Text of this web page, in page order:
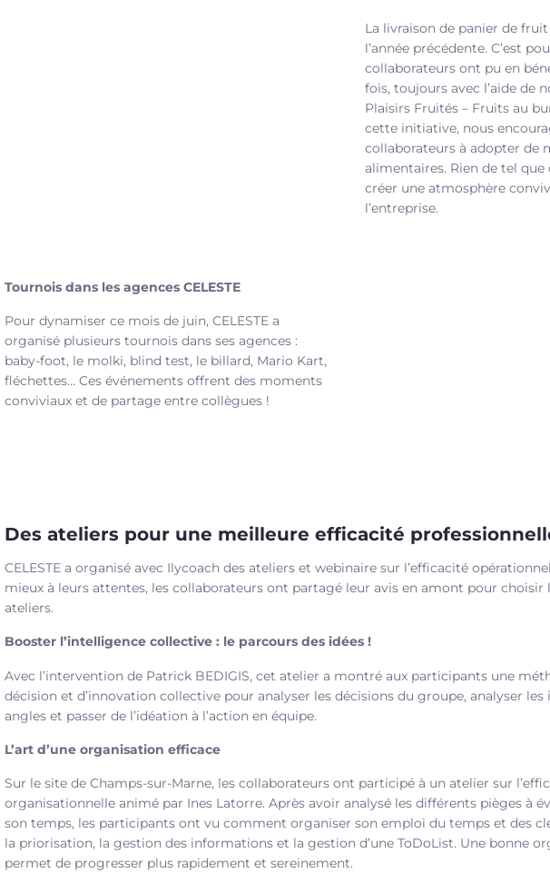
La livraison de panier de
l’année précédente. C’est
collaborateurs ont pu en
fois, toujours avec l’aide de
Plaisirs Fruités – Fruits au
cette initiative, nous
collaborateurs à adopter de
alimentaires. Rien de tel
créer une atmosphère
l’entreprise.
Tournois dans les agences CELESTE
Pour dynamiser ce mois de juin, CELESTE a
organisé plusieurs tournois dans ses agences :
baby-foot, le molki, blind test, le billard, Mario Kart,
fléchettes… Ces événements offrent des moments
conviviaux et de partage entre collègues !
Des ateliers pour une meilleure efficacité
CELESTE a organisé avec Ilycoach des ateliers et webinaire sur l’efficacité
mieux à leurs attentes, les collaborateurs ont partagé leur avis en amont pour choisir
ateliers.
Booster l’intelligence collective : le parcours des idées !
Avec l’intervention de Patrick BEDIGIS, cet atelier a montré aux participants une
décision et d’innovation collective pour analyser les décisions du groupe, analyser les
angles et passer de l’idéation à l’action en équipe.
L’art d’une organisation efficace
Sur le site de Champs-sur-Marne, les collaborateurs ont participé à un atelier sur
organisationnelle animé par Ines Latorre. Après avoir analysé les différents pièges à
son temps, les participants ont vu comment organiser son emploi du temps et des
la priorisation, la gestion des informations et la gestion d’une ToDoList. Une bonne
permet de progresser plus rapidement et sereinement.